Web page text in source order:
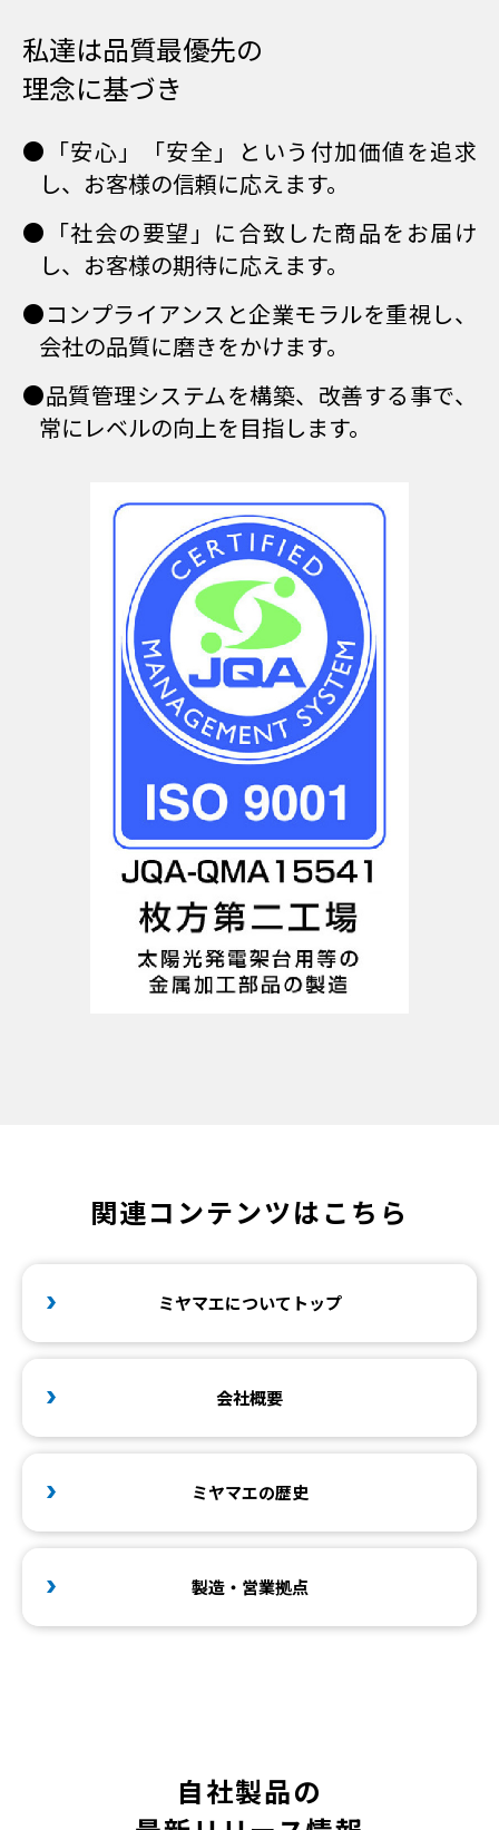
私達は品質最優先の
理念に基づき
●「安心」「安全」という付加価値を追求
し、お客様の信頼に応えます。
●「社会の要望」に合致した商品をお届け
し、お客様の期待に応えます。
●コンプライアンスと企業モラルを重視し、
会社の品質に磨きをかけます。
●品質管理システムを構築、改善する事で、
常にレベルの向上を目指します。
関連コンテンツはこちら
ミヤマエについてトップ
会社概要
ミヤマエの歴史
製造・営業拠点
自社製品の